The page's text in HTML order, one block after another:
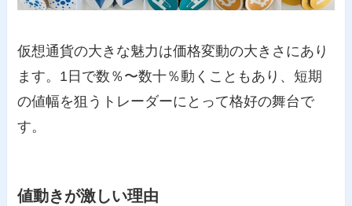
仮想通貨の大きな魅力は価格変動の大きさにあり
ます。1日で数％〜数十％動くこともあり、短期
の値幅を狙うトレーダーにとって格好の舞台で
す。
値動きが激しい理由